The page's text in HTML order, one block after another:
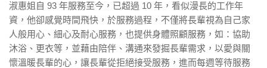
淑惠姐自 93 年服務至今，已超過 10 年，看似漫長的工作年
資，他卻感覺時間飛快，於服務過程，不僅將長輩視為自己家
人般用心、細心及耐心服務，也提供身體照顧服務，如：協助
沐浴、更衣等，並藉由陪伴、溝通來發掘長輩需求，以愛與關
懷溫暖長輩的心，讓長輩從拒絕接受服務，進而每週等待服務